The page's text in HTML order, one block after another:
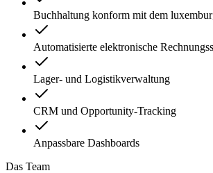
Buchhaltung konform mit dem
Automatisierte elektronische
Lager- und Logistikverwaltung
CRM und Opportunity-Tracking
Anpassbare Dashboards
Das Team